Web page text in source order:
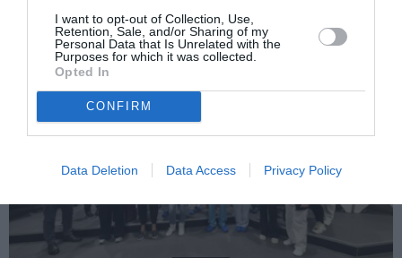
I want to opt-out of Collection, Use,
Retention, Sale, and/or Sharing of my
Personal Data that Is Unrelated with the
Purposes for which it was collected.
Opted In
CONFIRM
Data Deletion Data Access Privacy Policy
AȚI PUTEA DORI DE
ASEMENEA